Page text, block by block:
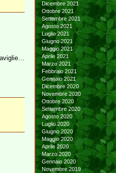
Dicembre 2021
Ottobre 2021
Settembre 2021
Agosto 2021
Luglio 2021
Giugno 2021
Maggio 2021
Aprile 2021
Marzo 2021
Febbraio 2021
Gennaio 2021
Dicembre 2020
Novembre 2020
Ottobre 2020
Settembre 2020
Agosto 2020
Luglio 2020
Giugno 2020
Maggio 2020
Aprile 2020
Marzo 2020
Gennaio 2020
Novembre 2019